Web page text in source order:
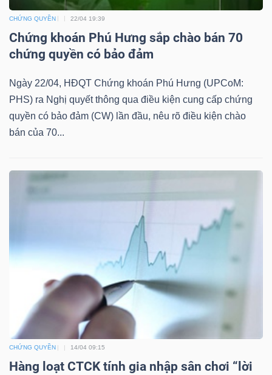
CHỨNG QUYỀN 22/04 19:39
Chứng khoán Phú Hưng sắp chào bán 70
chứng quyền có bảo đảm
Ngày 22/04, HĐQT Chứng khoán Phú Hưng (UPCoM:
PHS) ra Nghị quyết thông qua điều kiện cung cấp chứng
quyền có bảo đảm (CW) lần đầu, nêu rõ điều kiện chào
bán của 70...
CHỨNG QUYỀN 14/04 09:15
Hàng loạt CTCK tính gia nhập sân chơi “lời
TIỆN
SẢN
khoán
Tất cả Cổ phiếu Chỉ số Chứng chỉ quỹ
Lãnh
đạo
(-)